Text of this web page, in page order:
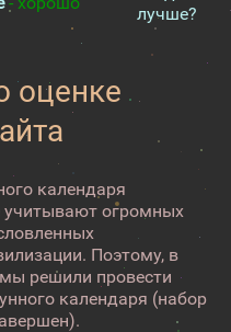
лучше?
оценке
календаря
учитывают огромных
Поэтому, в
решили провести
календаря (набор